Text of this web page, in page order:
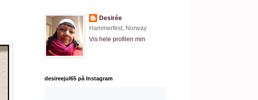
Desirée
Hammerfest, Norway
Vis hele profilen min
desireejul65 på Instagram